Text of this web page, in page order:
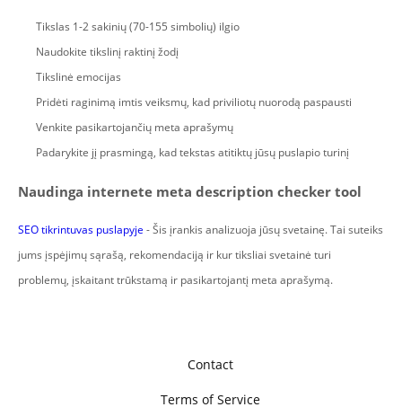
Tikslas 1-2 sakinių (70-155 simbolių) ilgio
Naudokite tikslinį raktinį žodį
Tikslinė emocijas
Pridėti raginimą imtis veiksmų, kad priviliotų nuorodą paspausti
Venkite pasikartojančių meta aprašymų
Padarykite jį prasmingą, kad tekstas atitiktų jūsų puslapio turinį
Naudinga internete meta description checker tool
SEO tikrintuvas puslapyje - Šis įrankis analizuoja jūsų svetainę. Tai suteiks
jums įspėjimų sąrašą, rekomendaciją ir kur tiksliai svetainė turi
problemų, įskaitant trūkstamą ir pasikartojantį meta aprašymą.
Contact
Terms of Service